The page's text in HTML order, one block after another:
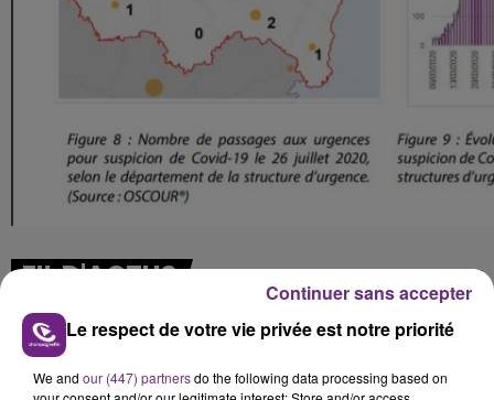
FIL D'ACTUS
Le respect de votre vie privée est notre priorité
We and our (447) partnersdo the following data processing based on
Continuer sans accepter